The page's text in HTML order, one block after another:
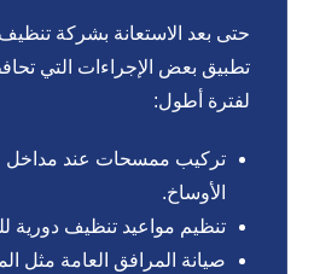
حتى بعد الاستعانة بشركة
تطبيق بعض الإجراءات التي
لفترة أطول:
تركيب ممسحات عند مداخل
الأوساخ.
تنظيم مواعيد تنظيف دورية
صيانة المرافق العامة مثل